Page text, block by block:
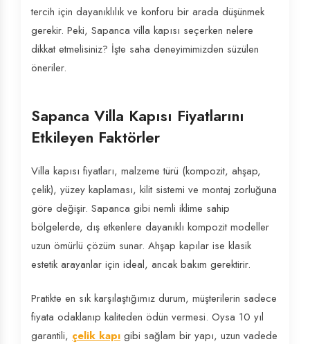
tercih için dayanıklılık ve konforu bir arada düşünmek
gerekir. Peki, Sapanca villa kapısı seçerken nelere
dikkat etmelisiniz? İşte saha deneyimimizden süzülen
öneriler.
Sapanca Villa Kapısı Fiyatlarını
Etkileyen Faktörler
Villa kapısı fiyatları, malzeme türü (kompozit, ahşap,
çelik), yüzey kaplaması, kilit sistemi ve montaj zorluğuna
göre değişir. Sapanca gibi nemli iklime sahip
bölgelerde, dış etkenlere dayanıklı kompozit modeller
uzun ömürlü çözüm sunar. Ahşap kapılar ise klasik
estetik arayanlar için ideal, ancak bakım gerektirir.
Pratikte en sık karşılaştığımız durum, müşterilerin sadece
fiyata odaklanıp kaliteden ödün vermesi. Oysa 10 yıl
garantili, çelik kapı gibi sağlam bir yapı, uzun vadede